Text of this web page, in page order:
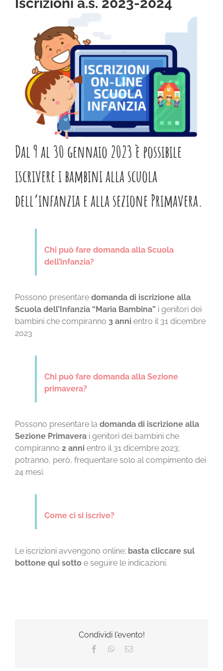
CHI SIAMO
LA SCUOLA E I SUOI AMBIENTI
LE NOSTRE ESPERIENZE
INFORMAZIONI E ISCRIZIONI
MODULISTICA
NEWS
Dal 9 al 30 gennaio 2023 è possibile
iscrivere i bambini alla scuola
dell’infanzia e alla sezione Primavera.
Chi può fare domanda alla Scuola
dell’infanzia?
Possono presentare domanda di iscrizione alla
Scuola dell’Infanzia “Maria Bambina” i genitori dei
bambini che compiranno 3 anni entro il 31 dicembre
2023
Chi può fare domanda alla Sezione
primavera?
Possono presentare la domanda di iscrizione alla
Sezione Primaverai genitori dei bambini che
compiranno 2 anni entro il 31 dicembre 2023;
potranno, però, frequentare solo al compimento dei
24 mesi.
Come ci si iscrive?
Le iscrizioni avvengono online; basta cliccare sul
bottone qui sottoe seguire le indicazioni.
Condividi l'evento!
FacebookWhatsApp
Email